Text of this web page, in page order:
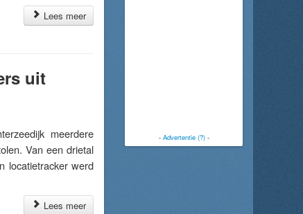
Lees meer
uit
meerdere
Van een drietal
locatietracker werd
Lees meer
- Advertentie (?)-